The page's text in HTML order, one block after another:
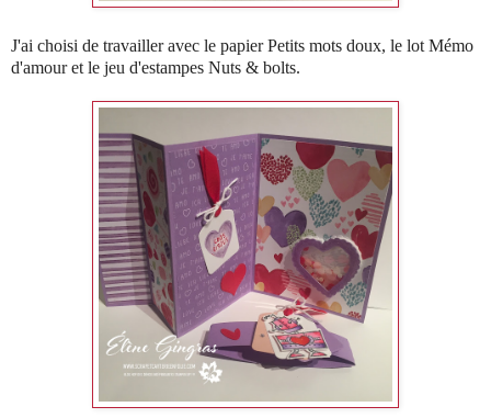
J'ai choisi de travailler avec le papier Petits mots doux, le lot Mémo
d'amour et le jeu d'estampes Nuts & bolts.